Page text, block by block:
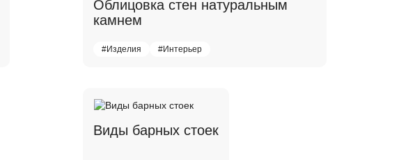
Облицовка стен натуральным
камнем
#Изделия #Интерьер
Виды барных стоек